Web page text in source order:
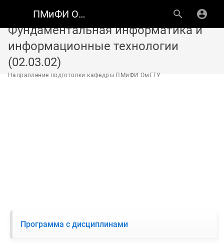
ПМиФИ ОмГТУ
Фундаментальная информатика и
информационные технологии
(02.03.02)
Направление подготовки кафедры ПМиФИ ОмГТУ
Программа с дисциплинами